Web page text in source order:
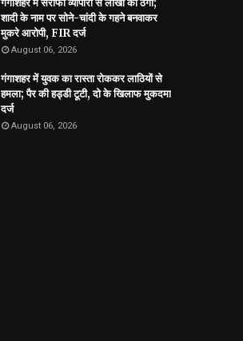
शादी के नाम पर सोने-चांदी के गहने बनवाकर
मुकरे आरोपी, FIR दर्ज
August 06, 2026
गंगाशहर में युवक का रास्ता रोककर लाठियों से
हमला; पैर की हड्डी टूटी, दो के खिलाफ मुकदमा
दर्ज
August 06, 2026